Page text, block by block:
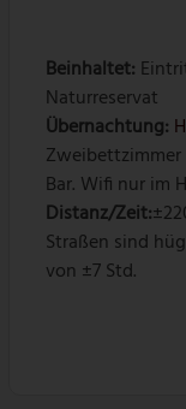
Beinhaltet:
Naturreservat
Übernachtung:
Zweibettzimmer
Bar. Wifi nur im
Distanz/Zeit:
Straßen sind
von ±7 Std.